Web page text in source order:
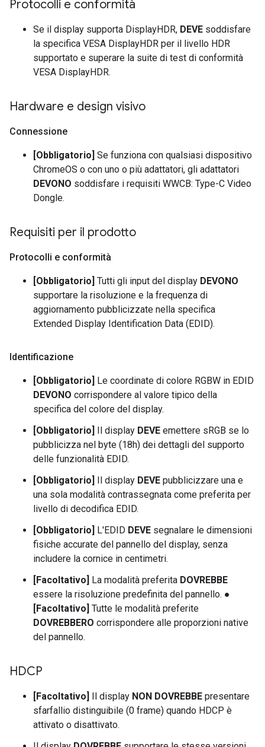
Protocolli e conformità
Se il display supporta DisplayHDR, DEVE soddisfare
la specifica VESA DisplayHDR per il livello HDR
supportato e superare la suite di test di conformità
VESA DisplayHDR.
Hardware e design visivo
Connessione
[Obbligatorio] Se funziona con qualsiasi dispositivo
ChromeOS o con uno o più adattatori, gli adattatori
DEVONO soddisfare i requisiti WWCB: Type-C Video
Dongle.
Requisiti per il prodotto
Protocolli e conformità
[Obbligatorio] Tutti gli input del display DEVONO
supportare la risoluzione e la frequenza di
aggiornamento pubblicizzate nella specifica
Extended Display Identification Data (EDID).
Identificazione
[Obbligatorio] Le coordinate di colore RGBW in EDID
DEVONO corrispondere al valore tipico della
specifica del colore del display.
[Obbligatorio] Il display DEVE emettere sRGB se lo
pubblicizza nel byte (18h) dei dettagli del supporto
delle funzionalità EDID.
[Obbligatorio] Il display DEVE pubblicizzare una e
una sola modalità contrassegnata come preferita per
livello di decodifica EDID.
[Obbligatorio] L'EDID DEVE segnalare le dimensioni
fisiche accurate del pannello del display, senza
includere la cornice in centimetri.
[Facoltativo] La modalità preferita DOVREBBE
essere la risoluzione predefinita del pannello. ●
[Facoltativo] Tutte le modalità preferite
DOVREBBERO corrispondere alle proporzioni native
del pannello.
HDCP
[Facoltativo] Il display NON DOVREBBE presentare
sfarfallio distinguibile (0 frame) quando HDCP è
attivato o disattivato.